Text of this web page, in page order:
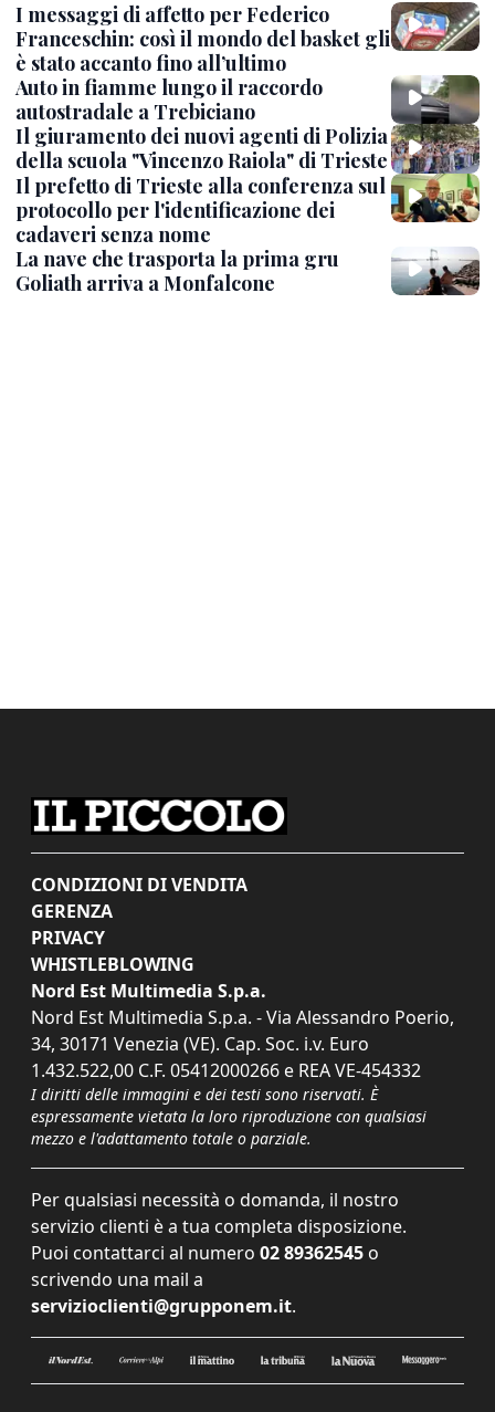
I messaggi di affetto per Federico
Franceschin: così il mondo del basket gli
è stato accanto fino all’ultimo
Auto in fiamme lungo il raccordo
autostradale a Trebiciano
Il giuramento dei nuovi agenti di Polizia
della scuola "Vincenzo Raiola" di Trieste
Il prefetto di Trieste alla conferenza sul
protocollo per l'identificazione dei
cadaveri senza nome
La nave che trasporta la prima gru
Goliath arriva a Monfalcone
CONDIZIONI DI VENDITA
GERENZA
PRIVACY
WHISTLEBLOWING
Nord Est Multimedia S.p.a.
Nord Est Multimedia S.p.a. - Via Alessandro Poerio,
34, 30171 Venezia (VE). Cap. Soc. i.v. Euro
1.432.522,00 C.F. 05412000266 e REA VE-454332
I diritti delle immagini e dei testi sono riservati. È
espressamente vietata la loro riproduzione con qualsiasi
mezzo e l'adattamento totale o parziale.
Per qualsiasi necessità o domanda, il nostro
servizio clienti è a tua completa disposizione.
Puoi contattarci al numero 02 89362545 o
scrivendo una mail a
servizioclienti@grupponem.it.